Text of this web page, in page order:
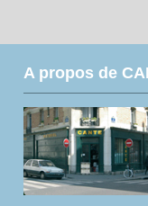
A propos de